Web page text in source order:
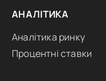
АНАЛІТИКА
Аналітика ринку
Процентні ставки